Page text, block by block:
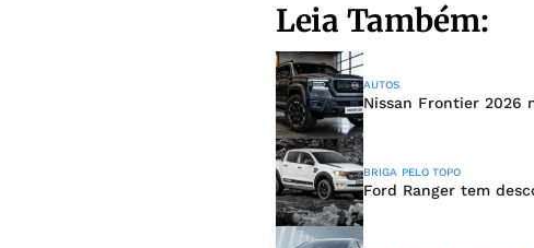
Leia Também:
AUTOS
Nissan Frontier 2026
BRIGA PELO TOPO
Ford Ranger tem